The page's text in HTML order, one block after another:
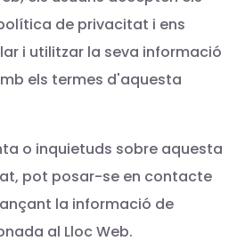
de privacitat i ens
i utilitzar la seva informació
els termes d'aquesta
o inquietuds sobre aquesta
pot posar-se en contacte
la informació de
al Lloc Web.